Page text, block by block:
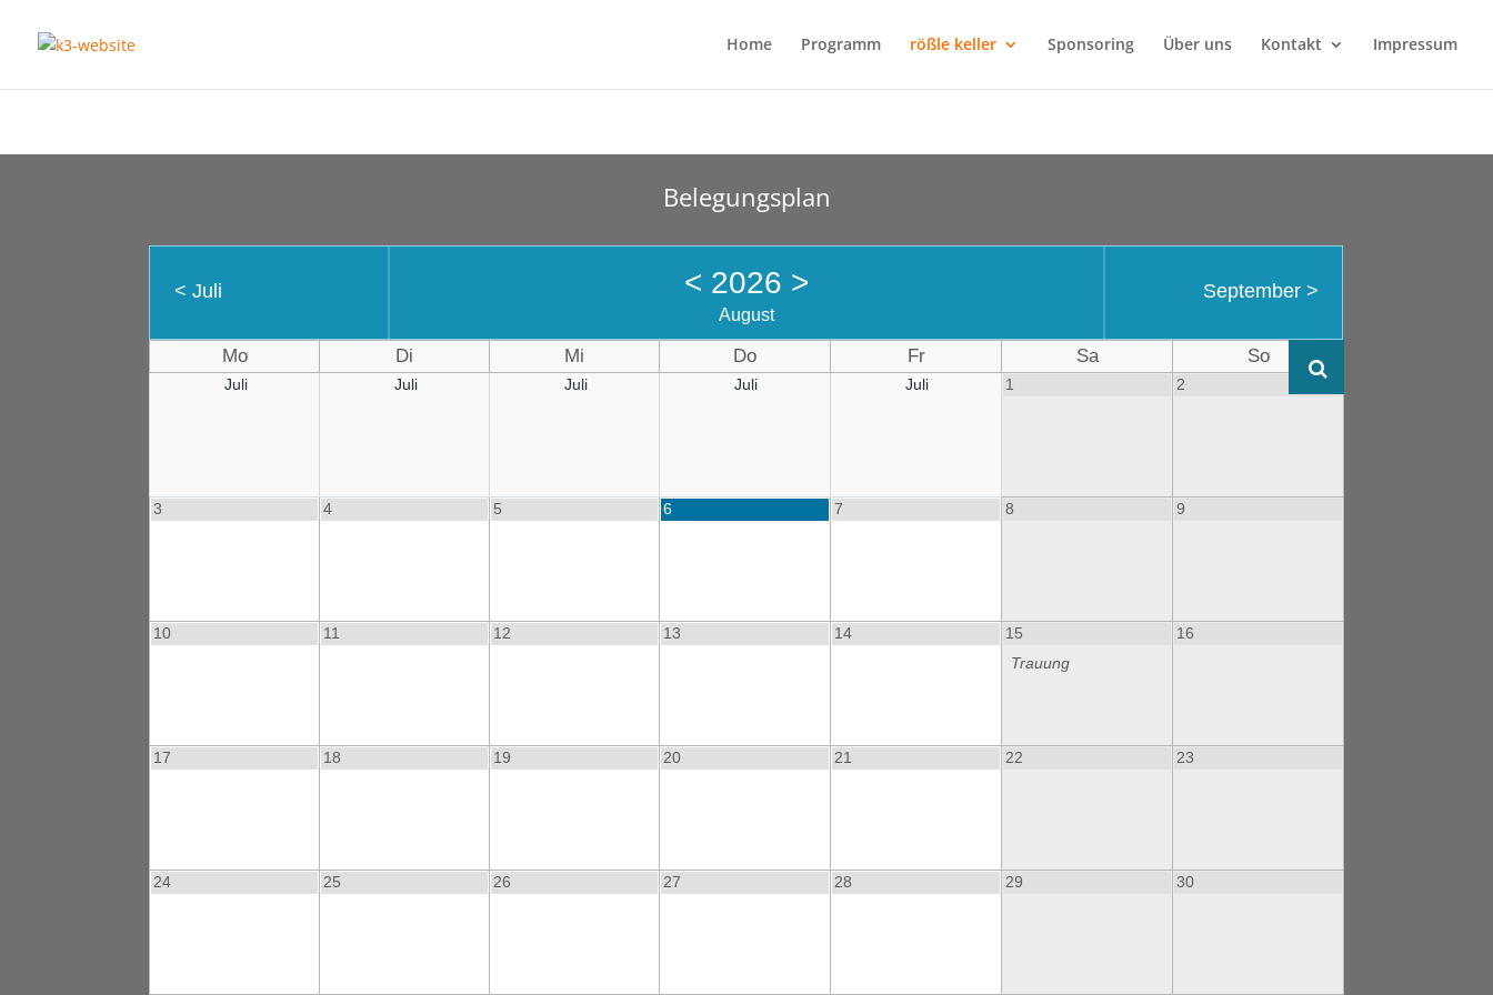
Home Programm rößle keller Sponsoring Über uns Kontakt Impressum
Belegungsplan
< Juli < 2026 >
August
September >
Mo Di Mi Do Fr Sa So
Juli Juli Juli Juli Juli 1 2
3 4 5 6 7 8 9
10 11 12 13 14
15
Trauung
16
17 18 19 20 21 22 23
24 25 26 27 28 29 30